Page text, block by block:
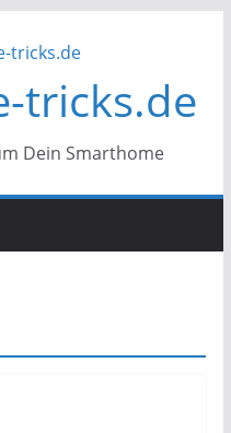
tricks.de
Dein Smarthome